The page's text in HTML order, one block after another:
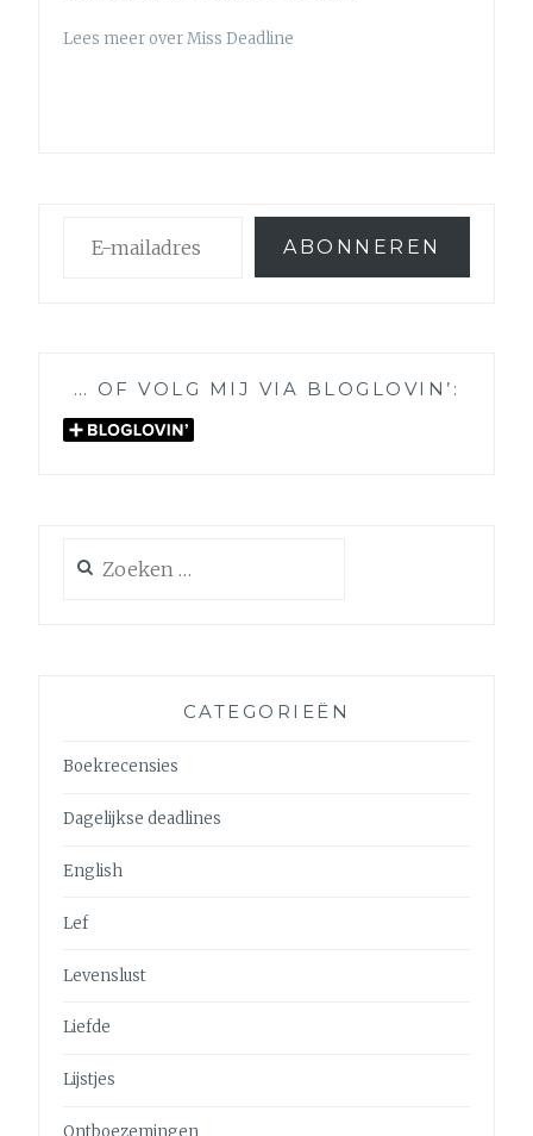
Lees meer over Miss Deadline
mailadres
ABONNEREN
… OF VOLG MIJ VIA BLOGLOVIN’:
naar:
CATEGORIEËN
Boekrecensies
Dagelijkse deadlines
English
Lef
Levenslust
Liefde
Lijstjes
Ontboezemingen